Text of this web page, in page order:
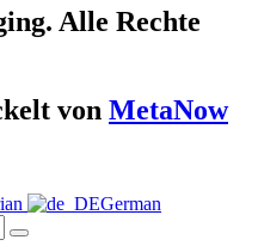
Alle Rechte
von MetaNow
German